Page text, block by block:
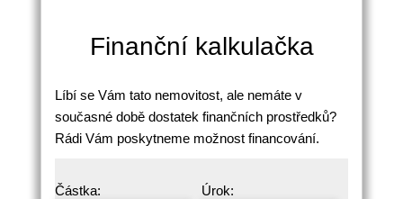
Finanční kalkulačka
Líbí se Vám tato nemovitost, ale nemáte v
současné době dostatek finančních prostředků?
Rádi Vám poskytneme možnost financování.
Částka: Úrok: